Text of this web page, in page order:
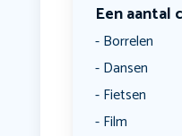
Een aantal
Borrelen
Dansen
Fietsen
Film